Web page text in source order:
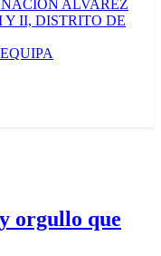
ALVAREZ
Y II, DISTRITO DE
orgullo que